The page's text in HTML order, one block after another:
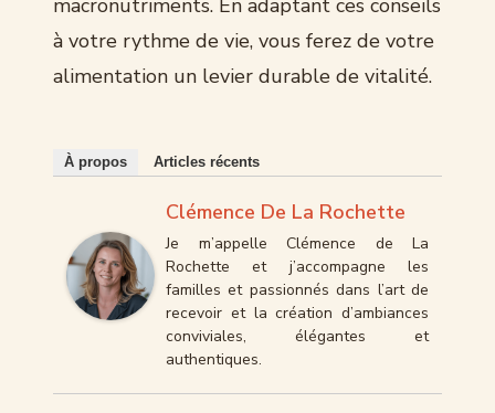
à votre rythme de vie, vous ferez de votre
alimentation un levier durable de vitalité.
À propos Articles récents
Clémence De La Rochette
Je m’appelle Clémence de La
Rochette et j’accompagne les
familles et passionnés dans l’art de
recevoir et la création d’ambiances
conviviales, élégantes et
authentiques.